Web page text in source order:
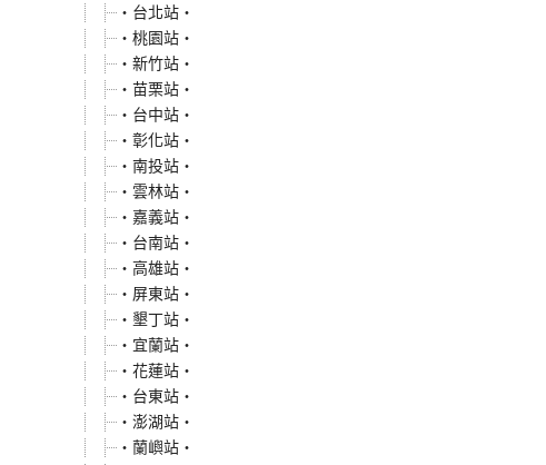
‧台北站‧
‧桃園站‧
‧新竹站‧
‧苗栗站‧
‧台中站‧
‧彰化站‧
‧南投站‧
‧雲林站‧
‧嘉義站‧
‧台南站‧
‧高雄站‧
‧屏東站‧
‧墾丁站‧
‧宜蘭站‧
‧花蓮站‧
‧台東站‧
‧澎湖站‧
‧蘭嶼站‧